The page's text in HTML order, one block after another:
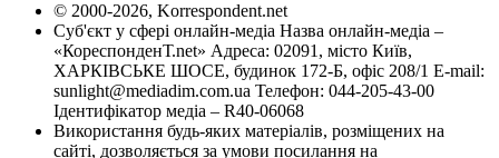
© 2000-2026, Korrespondent.net
Суб'єкт у сфері онлайн-медіа Назва онлайн-медіа –
«КореспонденТ.net» Адреса: 02091, місто Київ,
ХАРКІВСЬКЕ ШОСЕ, будинок 172-Б, офіс 208/1 E-mail:
sunlight@mediadim.com.ua Телефон: 044-205-43-00
Ідентифікатор медіа – R40-06068
Використання будь-яких матеріалів, розміщених на
сайті, дозволяється за умови посилання на